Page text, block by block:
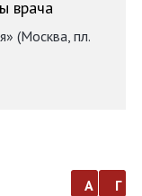
врача
(Москва, пл.
а г